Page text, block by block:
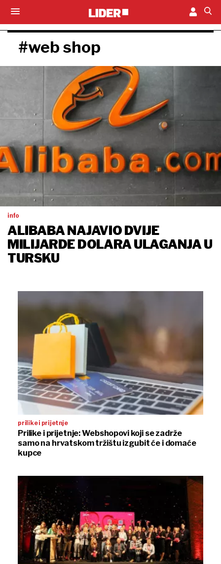
#web shop
info
ALIBABA NAJAVIO DVIJE
MILIJARDE DOLARA ULAGANJA U
TURSKU
prilike i prijetnje
Prilike i prijetnje: Webshopovi koji se zadrže
samo na hrvatskom tržištu izgubit će i domaće
kupce